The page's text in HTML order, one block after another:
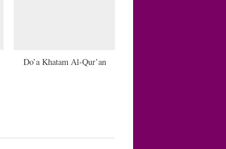
Do’a Khatam Al-Qur’an